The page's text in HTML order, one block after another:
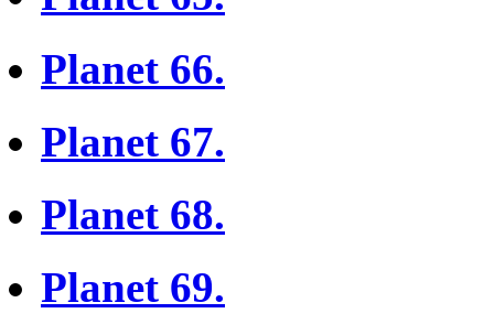
Planet 66.
Planet 67.
Planet 68.
Planet 69.